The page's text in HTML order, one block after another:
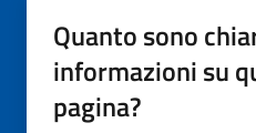
Quanto sono
informazioni su
pagina?